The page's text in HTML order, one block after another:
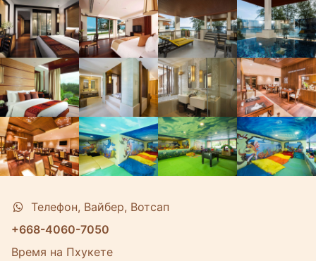
Телефон, Вайбер, Вотсап
+668-4060-7050
Время на Пхукете